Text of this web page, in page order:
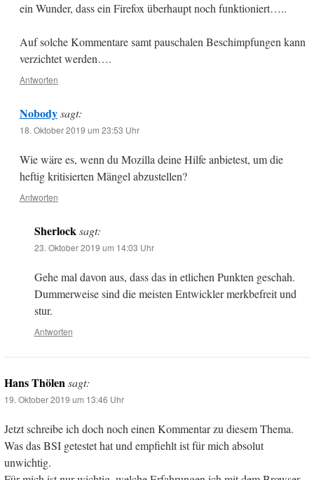
ein Wunder, dass ein Firefox überhaupt noch funktioniert…..
Auf solche Kommentare samt pauschalen Beschimpfungen kann
verzichtet werden….
Antworten
Nobody sagt:
18. Oktober 2019 um 23:53 Uhr
Wie wäre es, wenn du Mozilla deine Hilfe anbietest, um die
heftig kritisierten Mängel abzustellen?
Antworten
Sherlock sagt:
23. Oktober 2019 um 14:03 Uhr
Gehe mal davon aus, dass das in etlichen Punkten geschah.
Dummerweise sind die meisten Entwickler merkbefreit und
stur.
Antworten
Hans Thölensagt:
19. Oktober 2019 um 13:46 Uhr
Jetzt schreibe ich doch noch einen Kommentar zu diesem Thema.
Was das BSI getestet hat und empfiehlt ist für mich absolut
unwichtig.